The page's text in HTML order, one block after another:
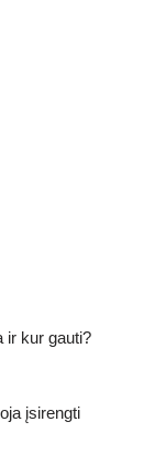
ir kur gauti?
įsirengti